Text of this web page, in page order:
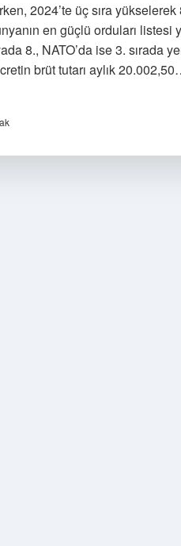
2024’te üç sıra
en güçlü orduları
8., NATO’da ise 3. sırada
brüt tutarı aylık